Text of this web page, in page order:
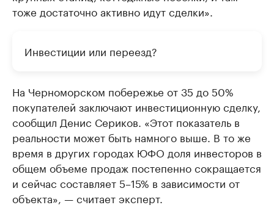
тоже достаточно активно идут сделки».
Инвестиции или переезд?
На Черноморском побережье от 35 до 50%
покупателей заключают инвестиционную сделку,
сообщил Денис Сериков. «Этот показатель в
реальности может быть намного выше. В то же
время в других городах ЮФО доля инвесторов в
общем объеме продаж постепенно сокращается
и сейчас составляет 5–15% в зависимости от
объекта», — считает эксперт.